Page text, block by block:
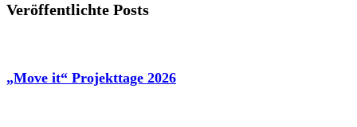
Veröffentlichte Posts
„Move it“ Projekttage 2026